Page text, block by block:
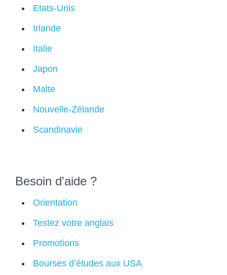
Etats-Unis
Irlande
Italie
Japon
Malte
Nouvelle-Zélande
Scandinavie
Besoin d'aide ?
Orientation
Testez votre anglais
Promotions
Bourses d’études aux USA